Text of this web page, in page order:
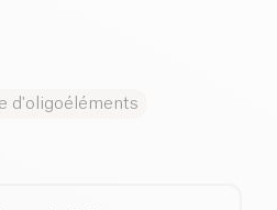
d'oligoéléments